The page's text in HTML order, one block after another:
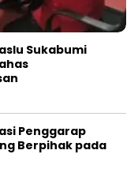
Sukabumi
Penggarap
Berpihak pada